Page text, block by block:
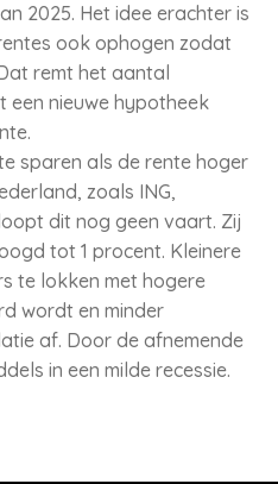
2025. Het idee erachter is
ook ophogen zodat
remt het aantal
een nieuwe hypotheek
sparen als de rente hoger
zoals ING,
dit nog geen vaart. Zij
tot 1 procent. Kleinere
te lokken met hogere
wordt en minder
af. Door de afnemende
in een milde recessie.